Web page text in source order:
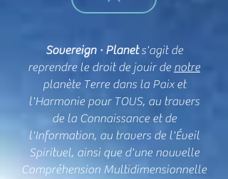
Sovereign · Planets'agit de
reprendre le droit de jouir de notre
planète Terre dans la Paix et
l'Harmonie pour TOUS, au travers
de la Connaissance et de
l'Information, au travers de l'Éveil
Spirituel, ainsi que d'une nouvelle
Compréhension Multidimensionnelle